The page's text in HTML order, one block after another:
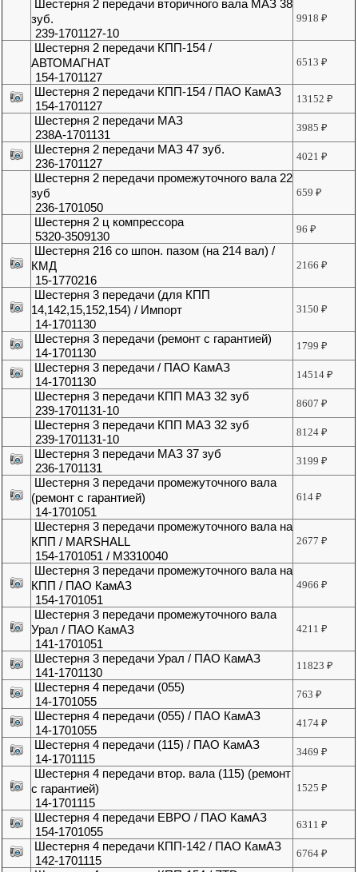
Шестерня 2 передачи вторичного вала МАЗ 38
зуб.
239-1701127-10
9918₽
Шестерня 2 передачи КПП-154 /
АВТОМАГНАТ
154-1701127
6513₽
Шестерня 2 передачи КПП-154 / ПАО КамАЗ
154-1701127
13152₽
Шестерня 2 передачи МАЗ
238А-1701131
3985₽
Шестерня 2 передачи МАЗ 47 зуб.
236-1701127
4021₽
Шестерня 2 передачи промежуточного вала 22
зуб
236-1701050
659₽
Шестерня 2 ц компрессора
5320-3509130
96₽
Шестерня 216 со шпон. пазом (на 214 вал) /
КМД
15-1770216
2166₽
Шестерня 3 передачи (для КПП
14,142,15,152,154) / Импорт
14-1701130
3150₽
Шестерня 3 передачи (ремонт с гарантией)
14-1701130
1799₽
Шестерня 3 передачи / ПАО КамАЗ
14-1701130
14514₽
Шестерня 3 передачи КПП МАЗ 32 зуб
239-1701131-10
8607₽
Шестерня 3 передачи КПП МАЗ 32 зуб
239-1701131-10
8124₽
Шестерня 3 передачи МАЗ 37 зуб
236-1701131
3199₽
Шестерня 3 передачи промежуточного вала
(ремонт с гарантией)
14-1701051
614₽
Шестерня 3 передачи промежуточного вала на
КПП / MARSHALL
154-1701051 / M3310040
2677₽
Шестерня 3 передачи промежуточного вала на
КПП / ПАО КамАЗ
154-1701051
4966₽
Шестерня 3 передачи промежуточного вала
Урал / ПАО КамАЗ
141-1701051
4211₽
Шестерня 3 передачи Урал / ПАО КамАЗ
141-1701130
11823₽
Шестерня 4 передачи (055)
14-1701055
763₽
Шестерня 4 передачи (055) / ПАО КамАЗ
14-1701055
4174₽
Шестерня 4 передачи (115) / ПАО КамАЗ
14-1701115
3469₽
Шестерня 4 передачи втор. вала (115) (ремонт
с гарантией)
14-1701115
1525₽
Шестерня 4 передачи ЕВРО / ПАО КамАЗ
154-1701055
6311₽
Шестерня 4 передачи КПП-142 / ПАО КамАЗ
142-1701115
6764₽